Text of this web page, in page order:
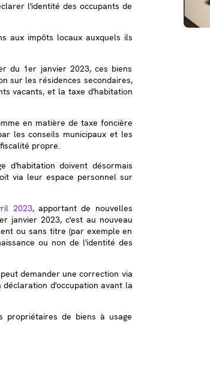
l'identité des occupants de
aux impôts locaux auxquels ils
du 1er janvier 2023, ces biens
sur les résidences secondaires,
vacants, et la taxe d'habitation
en matière de taxe foncière
les conseils municipaux et les
propre.
d'habitation doivent désormais
via leur espace personnel sur
2023, apportant de nouvelles
janvier 2023, c'est au nouveau
ou sans titre (par exemple en
ou non de l'identité des
demander une correction via
d'occupation avant la
propriétaires de biens à usage